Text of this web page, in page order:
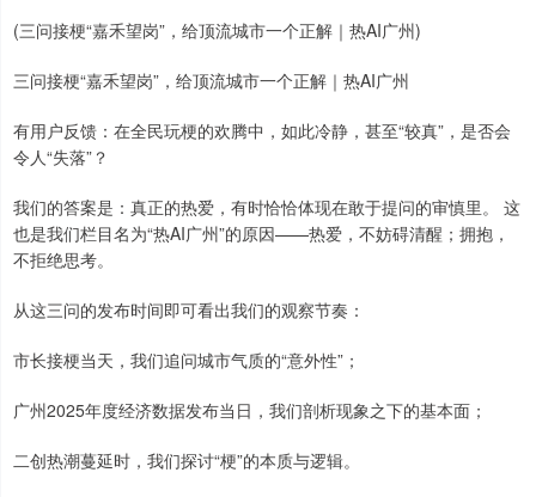
(三问接梗“嘉禾望岗”，给顶流城市一个正解｜热AI广州)
三问接梗“嘉禾望岗”，给顶流城市一个正解｜热AI广州
有用户反馈：在全民玩梗的欢腾中，如此冷静，甚至“较真”，是否会
令人“失落”？
我们的答案是：真正的热爱，有时恰恰体现在敢于提问的审慎里。 这
也是我们栏目名为“热AI广州”的原因——热爱，不妨碍清醒；拥抱，
不拒绝思考。
从这三问的发布时间即可看出我们的观察节奏：
市长接梗当天，我们追问城市气质的“意外性”；
广州2025年度经济数据发布当日，我们剖析现象之下的基本面；
二创热潮蔓延时，我们探讨“梗”的本质与逻辑。